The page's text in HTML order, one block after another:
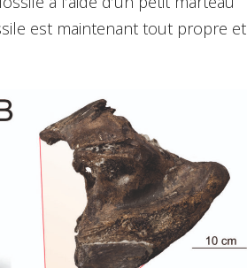
est maintenant tout propre et